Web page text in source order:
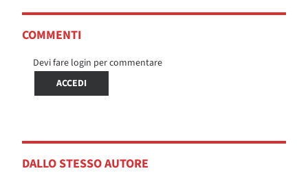
COMMENTI
Devi fare login per commentare
ACCEDI
DALLO STESSO AUTORE